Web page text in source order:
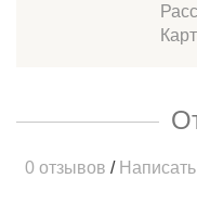
0 отзывов /